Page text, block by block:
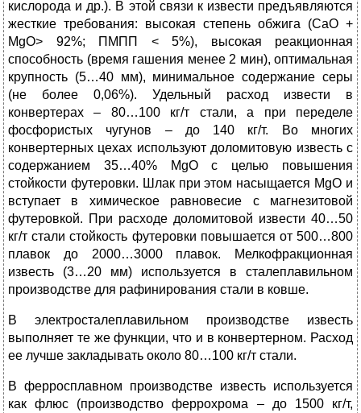
кислорода и др.). В этой связи к извести предъявляются
жесткие требования: высокая степень обжига (СаО +
МgО> 92%; ПМПП < 5%), высокая реакционная
способность (время гашения менее 2 мин), оптимальная
крупность (5…40 мм), минимальное содержание серы
(не более 0,06%). Удельный расход извести в
конвертерах – 80…100 кг/т стали, а при переделе
фосфористых чугунов – до 140 кг/т. Во многих
конвертерных цехах используют доломитовую известь с
содержанием 35…40% МgО с целью повышения
стойкости футеровки. Шлак при этом насыщается МgО и
вступает в химическое равновесие с магнезитовой
футеровкой. При расходе доломитовой извести 40…50
кг/т стали стойкость футеровки повышается от 500…800
плавок до 2000…3000 плавок. Мелкофракционная
известь (3…20 мм) используется в сталеплавильном
производстве для рафинирования стали в ковше.
В электросталеплавильном производстве известь
выполняет те же функции, что и в конвертерном. Расход
ее лучше закладывать около 80…100 кг/т стали.
В ферросплавном производстве известь используется
как флюс (производство феррохрома – до 1500 кг/т,